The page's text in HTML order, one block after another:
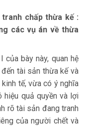
chấp thừa kế :
các vụ án về thừa
bày này, quan hệ
tài sản thừa kế và
tế, vừa có ý nghĩa
hiệu quả quyền và lợi
rõ tài sản đang tranh
của người chết và